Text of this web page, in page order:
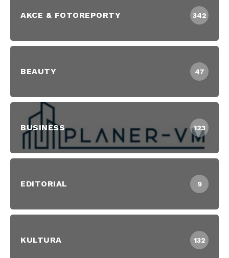
AKCE & FOTOREPORTY 342
BEAUTY 47
BUSINESS 123
EDITORIAL 9
KULTURA 132